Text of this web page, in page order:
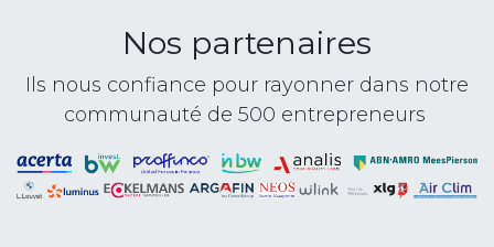
Nos partenaires
Ils nous confiance pour rayonner dans notre
communauté de 500 entrepreneurs